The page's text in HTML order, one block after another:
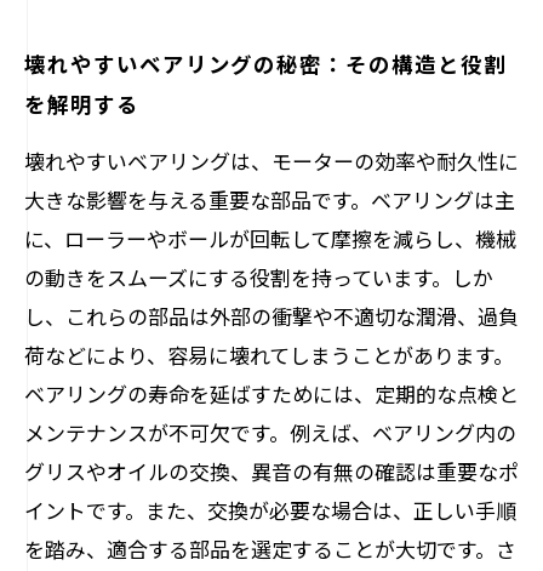
るためのコツとは
とその対策
モーター修理の現場で役立つ！ベアリング維
持のための知識
壊れやすいベアリングへの理解を深め、トラ
ブルを未然に防ごう
壊れやすいベアリングの秘密：その構造と役割
を解明する
壊れやすいベアリングは、モーターの効率や耐久性に
大きな影響を与える重要な部品です。ベアリングは主
に、ローラーやボールが回転して摩擦を減らし、機械
の動きをスムーズにする役割を持っています。しか
し、これらの部品は外部の衝撃や不適切な潤滑、過負
荷などにより、容易に壊れてしまうことがあります。
ベアリングの寿命を延ばすためには、定期的な点検と
メンテナンスが不可欠です。例えば、ベアリング内の
グリスやオイルの交換、異音の有無の確認は重要なポ
イントです。また、交換が必要な場合は、正しい手順
を踏み、適合する部品を選定することが大切です。さ